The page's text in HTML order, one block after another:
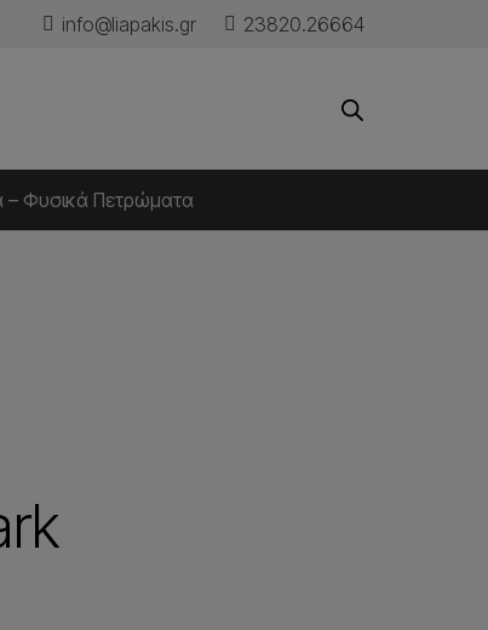
info@liapakis.gr 23820.26664
– Φυσικά Πετρώματα